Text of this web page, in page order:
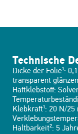
Technische
Dicke der Folie¹:
transparent
Haftklebstoff:
Klebkraft¹: 20 N/25
Haltbarkeit²: 5